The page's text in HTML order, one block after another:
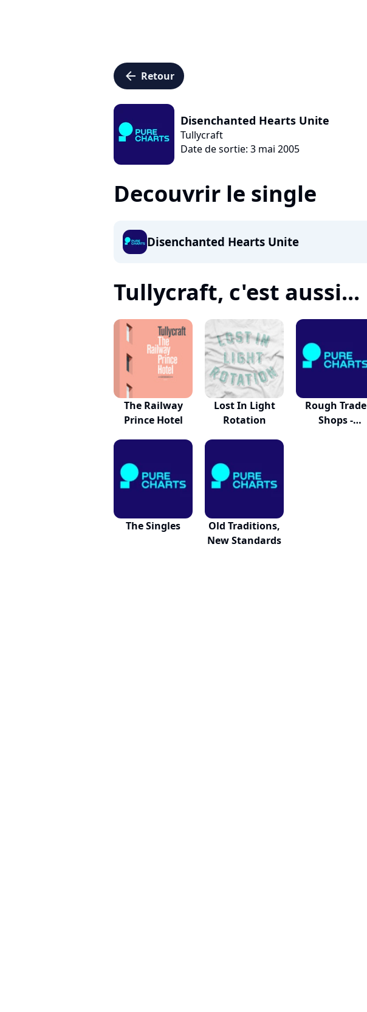
arrow_left Retour
Disenchanted Hearts Unite
Tullycraft
Date de sortie: 3 mai 2005
Decouvrir le single
Disenchanted Hearts Unite
Tullycraft, c'est aussi...
The Railway
Prince Hotel
Lost In Light
Rotation
Rough Trade
Shops -
The Singles
Old Traditions,
New Standards